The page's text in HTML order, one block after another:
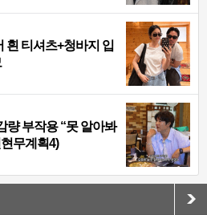
흰 티셔츠+청바지 입
부작용 “못 알아봐
무계획4)